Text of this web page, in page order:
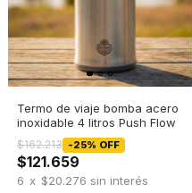
Termo de viaje bomba acero
inoxidable 4 litros Push Flow
$121.659
-25% OFF
$162.213
6 x $20.276 sin interés